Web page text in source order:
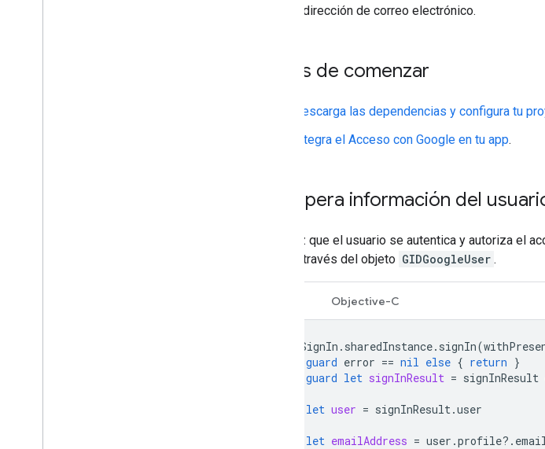
perfil y dirección de correo electrónico.
Antes de comenzar
Descarga las dependencias y configura tu
Integra el Acceso con Google en tu app.
Recupera información del
Una vez que el usuario se autentica y autoriza el
perfil a través del objeto GIDGoogleUser .
Objective-C
GIDSignIn . sharedInstance. signIn(
guard error == nil else { return }
guard let signInResult = signInResult
let user = signInResult.user
let emailAddress = user .profile?.